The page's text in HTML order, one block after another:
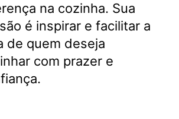
na cozinha. Sua
é inspirar e facilitar a
de quem deseja
com prazer e